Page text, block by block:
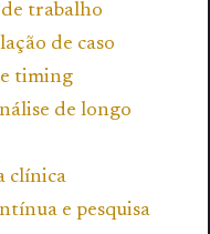
trabalho
de caso
timing
de longo
clínica
e pesquisa